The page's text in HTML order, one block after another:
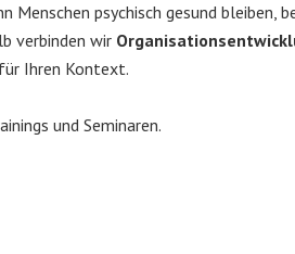
Menschen psychisch gesund
verbinden wir
Ihren Kontext.
und Seminaren.